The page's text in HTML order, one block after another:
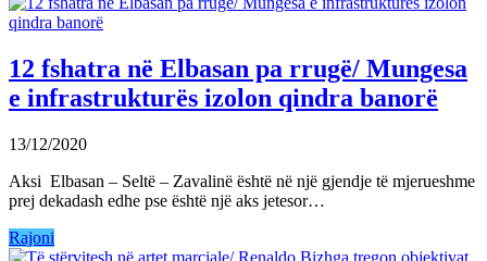
12 fshatra në Elbasan pa rrugë/ Mungesa
e infrastrukturës izolon qindra banorë
13/12/2020
Aksi Elbasan – Seltë – Zavalinë është në një gjendje të mjerueshme
prej dekadash edhe pse është një aks jetesor…
Rajoni